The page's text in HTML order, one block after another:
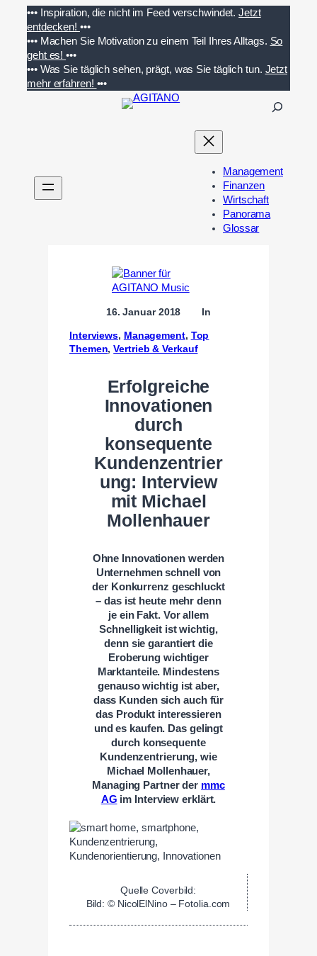
Inhalt
springen
••• Inspiration, die nicht im Feed verschwindet. Jetzt
entdecken! •••
••• Machen Sie Motivation zu einem Teil Ihres Alltags. So
geht es!•••
••• Was Sie täglich sehen, prägt, was Sie täglich tun. Jetzt
mehr erfahren! •••
n
Management
Finanzen
Wirtschaft
Panorama
Glossar
16. Januar 2018 In
Interviews, Management, Top
Themen, Vertrieb & Verkauf
Erfolgreiche
Innovationen
durch
konsequente
Kundenzentrier
ung: Interview
mit Michael
Mollenhauer
Ohne Innovationen werden
Unternehmen schnell von
der Konkurrenz geschluckt
– das ist heute mehr denn
je ein Fakt. Vor allem
Schnelligkeit ist wichtig,
denn sie garantiert die
Eroberung wichtiger
Marktanteile. Mindestens
genauso wichtig ist aber,
dass Kunden sich auch für
das Produkt interessieren
und es kaufen. Das gelingt
durch konsequente
Kundenzentrierung, wie
Michael Mollenhauer,
Managing Partner der mmc
AG im Interview erklärt.
Quelle Coverbild:
Bild: © NicolElNino – Fotolia.com